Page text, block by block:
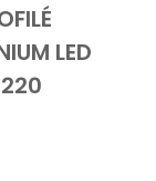
to Cart
Vue
LED